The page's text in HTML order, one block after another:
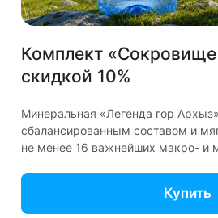
Главная Каталог Корзина
для улучшения работы сайта
Пользуясь сайтом Vodovoz.ru, вы
использованиефайлов куки
Комплект
скидкой 10%
Минеральная «Легенда гор
сбалансированным составом и
не менее 16 важнейших макро- и
Купить